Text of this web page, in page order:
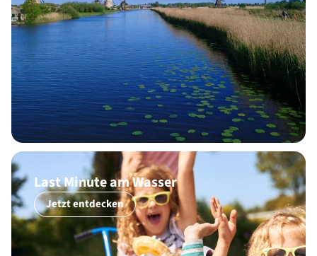
Last Minute am Wasser
Jetzt entdecken